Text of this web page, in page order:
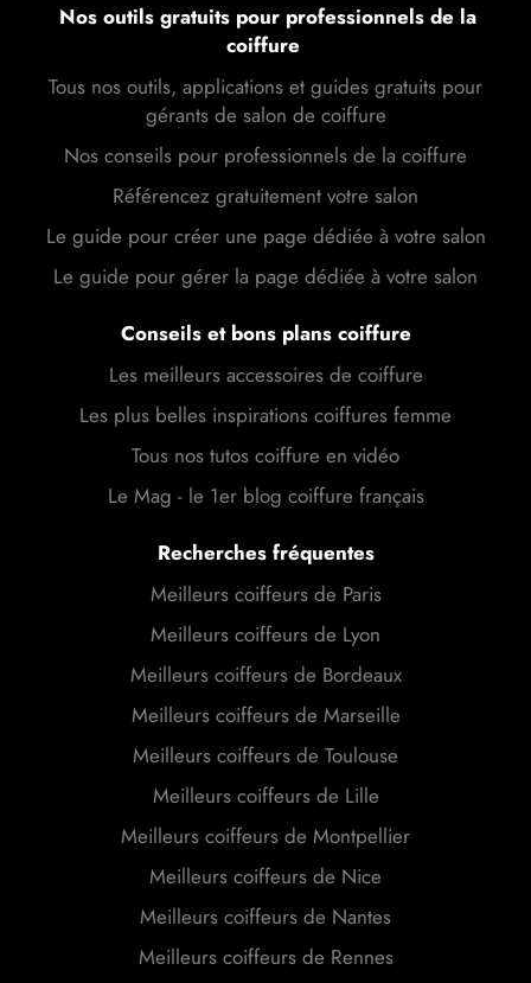
Nos outils gratuits pour professionnels de la
coiffure
Tous nos outils, applications et guides gratuits pour
gérants de salon de coiffure
Nos conseils pour professionnels de la coiffure
Référencez gratuitement votre salon
Le guide pour créer une page dédiée à votre salon
Le guide pour gérer la page dédiée à votre salon
Conseils et bons plans coiffure
Les meilleurs accessoires de coiffure
Les plus belles inspirations coiffures femme
Tous nos tutos coiffure en vidéo
Le Mag - le 1er blog coiffure français
Recherches fréquentes
Meilleurs coiffeurs de Paris
Meilleurs coiffeurs de Lyon
Meilleurs coiffeurs de Bordeaux
Meilleurs coiffeurs de Marseille
Meilleurs coiffeurs de Toulouse
Meilleurs coiffeurs de Lille
Meilleurs coiffeurs de Montpellier
Meilleurs coiffeurs de Nice
Meilleurs coiffeurs de Nantes
Meilleurs coiffeurs de Rennes